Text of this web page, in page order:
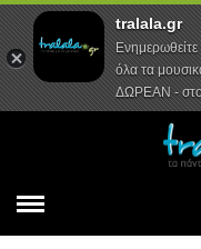
Αρχική
tralala.gr
όλα τα
ΔΩΡΕΑΝ -